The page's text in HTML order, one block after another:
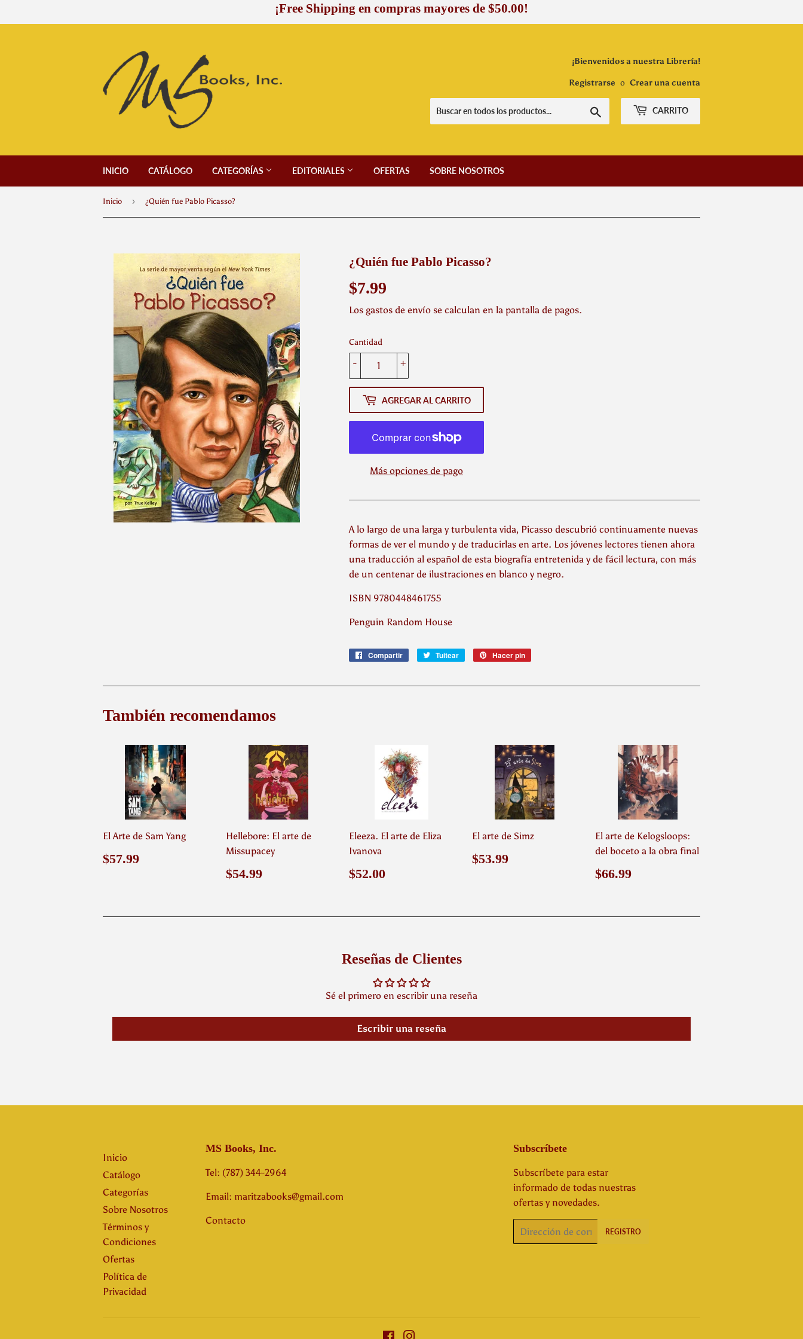
¡Free Shipping en compras mayores de $50.00!
¡Bienvenidos a nuestra Librería!
Registrarse o Crear una cuenta
CARRITO
INICIO CATÁLOGO CATEGORÍAS EDITORIALES OFERTAS SOBRE NOSOTROS
Inicio › ¿Quién fue Pablo Picasso?
¿Quién fue Pablo Picasso?
$7.99
Los gastos de envío se calculan en la pantalla de pagos.
Cantidad
+
-
AGREGAR AL CARRITO
Más opciones de pago
A lo largo de una larga y turbulenta vida, Picasso descubrió continuamente nuevas
formas de ver el mundo y de traducirlas en arte. Los jóvenes lectores tienen ahora
una traducción al español de esta biografía entretenida y de fácil lectura, con más
de un centenar de ilustraciones en blanco y negro.
ISBN 9780448461755
Penguin Random House
Compartir
CompartirTuitear
Tuitear Hacer pin
También recomendamos
El Arte de Sam Yang
Precio
$57.99
Hellebore: El arte de
Missupacey
Precio
$54.99
Eleeza. El arte de Eliza
Ivanova
Precio
$52.00
El arte de Simz
Precio
$53.99
El arte de Kelogsloops:
del boceto a la obra final
Precio
$66.99
Reseñas de Clientes
Sé el primero en escribir una reseña
Escribir una reseña
Inicio
Catálogo
Categorías
Sobre Nosotros
Términos y
Condiciones
Ofertas
Política de
Privacidad
MS Books, Inc.
Tel: (787) 344-2964
Email: maritzabooks@gmail.com
Contacto
Subscríbete
Subscríbete para estar
informado de todas nuestras
ofertas y novedades.
electrónico
REGISTRO